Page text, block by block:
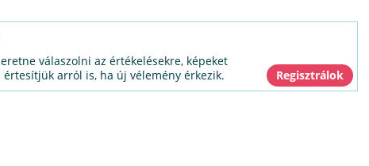
válaszolni az értékelésekre, képeket
arról is, ha új vélemény érkezik.